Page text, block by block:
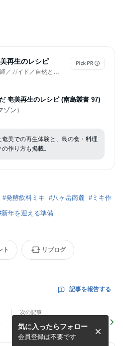
再生のレシピ
田町まさよ ミキ伝道師／ガイド／自然と人をつなぐ人
奄美再生のレシピ (南島叢書 97)
ン）
美での再生体験と、島の食・料理
作り方も掲載。
#発酵飲料ミキ #八ヶ岳南麓 #ミキ作
新年を迎える準備
ト リブログ
記事を報告する
次の記事
里と山と繋ぐ、誕生日チャレ
ンジ～お家から権現岳まで登
拝
気に入ったらフォロー
会員登録は不要です